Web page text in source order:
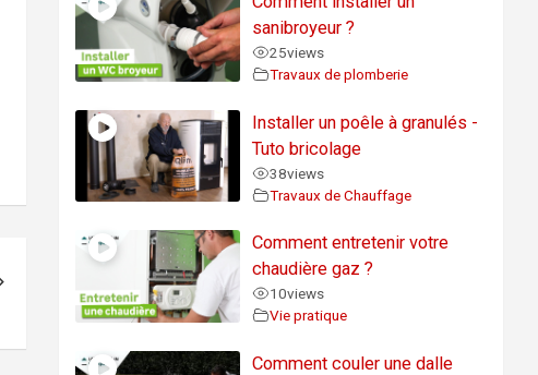
sanibroyeur ?
25views
Travaux de plomberie
Installer un poêle à granulés -
Tuto bricolage
38views
Travaux de Chauffage
Comment entretenir votre
chaudière gaz ?
10views
Vie pratique
Comment couler une dalle